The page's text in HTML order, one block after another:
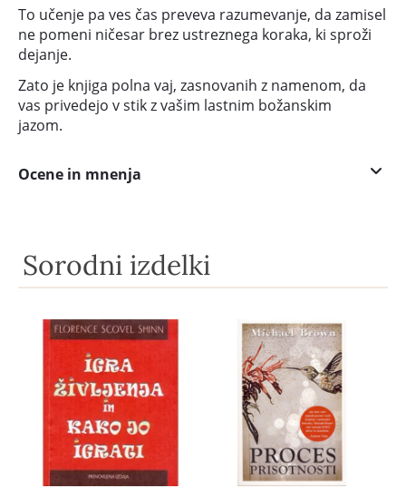
To učenje pa ves čas preveva razumevanje, da zamisel
ne pomeni ničesar brez ustreznega koraka, ki sproži
dejanje.
Zato je knjiga polna vaj, zasnovanih z namenom, da
vas privedejo v stik z vašim lastnim božanskim
jazom.
Ocene in mnenja
Sorodni izdelki